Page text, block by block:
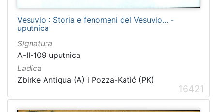
Vesuvio : Storia e fenomeni del Vesuvio... -
uputnica
Signatura
A-II-109 uputnica
Ladica
Zbirke Antiqua (A) i Pozza-Katić (PK)
16421